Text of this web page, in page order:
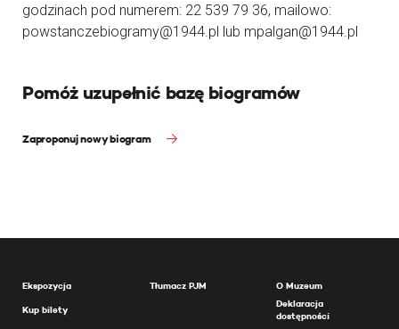
godzinach pod numerem: 22 539 79 36, mailowo:
powstanczebiogramy@1944.pl lub mpalgan@1944.pl
Pomóż uzupełnić bazę biogramów
Zaproponuj nowy biogram
Ekspozycja
Kup bilety
Tłumacz PJM
O Muzeum
Deklaracja
dostępności